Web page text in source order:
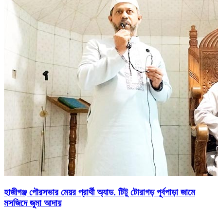
হাজীগঞ্জ পৌরসভার মেয়র প্রার্থী অ্যাড. টিটু টোরাগড় পূর্বপাড়া জামে
মসজিদে জুমা আদায়